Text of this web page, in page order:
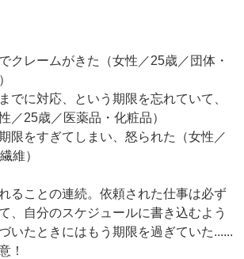
クレームがきた（女性／25歳／団体・
でに対応、という期限を忘れていて、
／25歳／医薬品・化粧品）
限をすぎてしまい、怒られた（女性／
維）
ることの連続。依頼された仕事は必ず
、自分のスケジュールに書き込むよう
いたときにはもう期限を過ぎていた......
！